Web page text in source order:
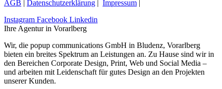
AGB | Datenschutzerklärung | Impressum |
Instagram Facebook Linkedin
Ihre Agentur in Vorarlberg
Wir, die popup communications GmbH in Bludenz, Vorarlberg
bieten ein breites Spektrum an Leistungen an. Zu Hause sind wir in
den Bereichen Corporate Design, Print, Web und Social Media –
und arbeiten mit Leidenschaft für gutes Design an den Projekten
unserer Kunden.